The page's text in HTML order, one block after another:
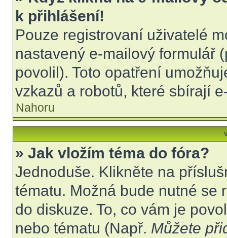
k přihlášení!
Pouze registrovaní uživatelé
nastavený e-mailový formulář
povolil). Toto opatření
vzkazů a robotů, které sbírají
Nahoru
» Jak vložím téma do fóra?
Jednoduše. Klikněte na
tématu. Možná bude nutné se
do diskuze. To, co vám je
nebo tématu (Např. Můžete